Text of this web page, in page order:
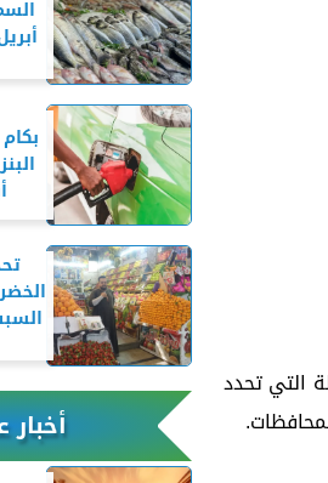
البكالوريا 2025، وهي المرحلة التي تحدد
أخبار